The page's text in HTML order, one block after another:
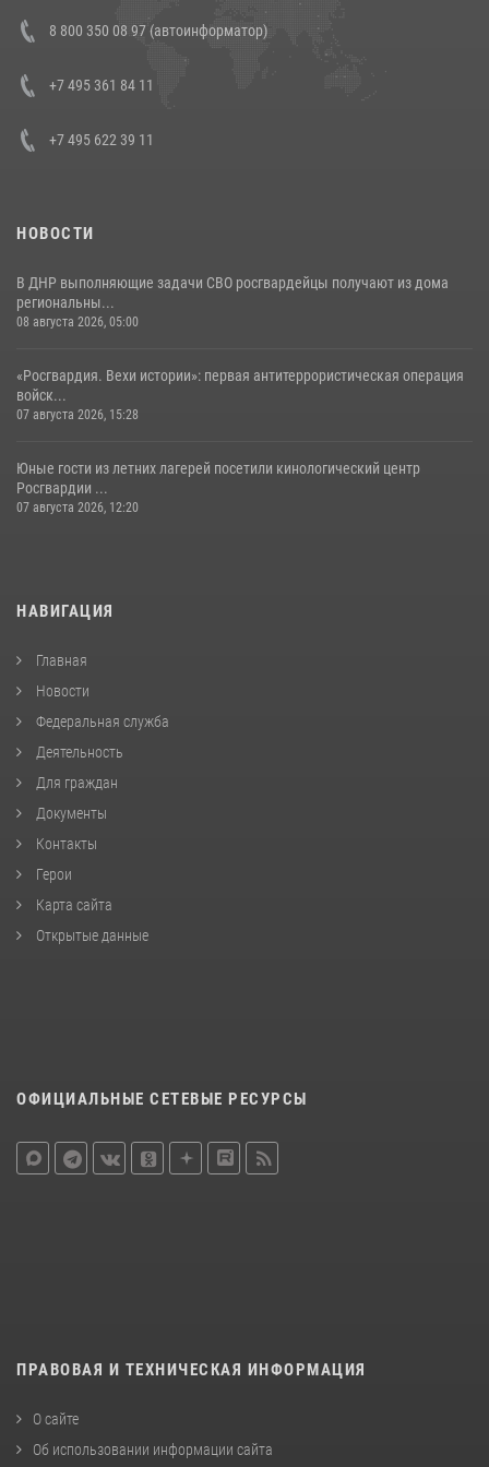
В Росгвардии прошла военно-научная конференция по обобщению
боевого опыта
8 800 350 08 97 (автоинформатор)
+7 495 361 84 11
+7 495 622 39 11
НОВОСТИ
В ДНР выполняющие задачи СВО росгвардейцы получают из дома
региональны...
08 августа 2026, 05:00
«Росгвардия. Вехи истории»: первая антитеррористическая операция
войск...
07 августа 2026, 15:28
Юные гости из летних лагерей посетили кинологический центр
Росгвардии ...
07 августа 2026, 12:20
НАВИГАЦИЯ
Главная
Новости
Федеральная служба
Деятельность
Для граждан
Документы
Контакты
Герои
Карта сайта
Открытые данные
ОФИЦИАЛЬНЫЕ СЕТЕВЫЕ РЕСУРСЫ
ПРАВОВАЯ И ТЕХНИЧЕСКАЯ ИНФОРМАЦИЯ
О сайте
Об использовании информации сайта